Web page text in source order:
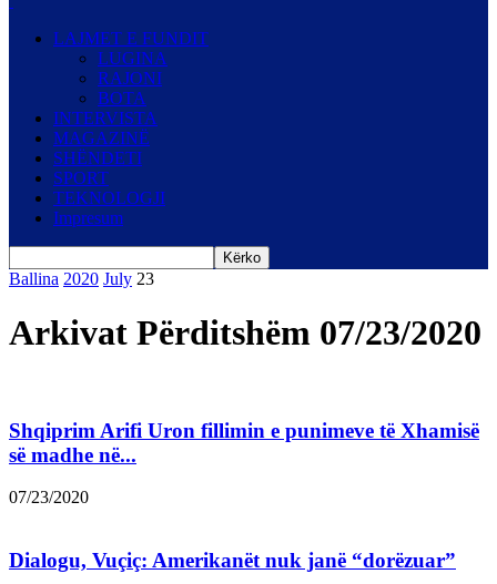
LAJMET E FUNDIT
LUGINA
RAJONI
BOTA
INTERVISTA
MAGAZINË
SHËNDETI
SPORT
TEKNOLOGJI
Impresum
Ballina 2020 July 23
Arkivat Përditshëm 07/23/2020
Shqiprim Arifi Uron fillimin e punimeve të Xhamisë
së madhe në...
07/23/2020
Dialogu, Vuçiç: Amerikanët nuk janë “dorëzuar”